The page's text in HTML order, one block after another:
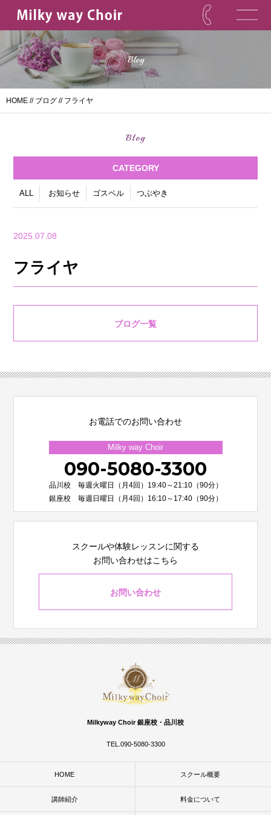
Blog
HOME // ブログ // フライヤ
Blog
CATEGORY
ALL お知らせ ゴスペル つぶやき
2025.07.08
フライヤ
ブログ一覧
お電話でのお問い合わせ
Milky way Choir
090-5080-3300
品川校 毎週火曜日（月4回）19:40～21:10（90分）
銀座校 毎週日曜日（月4回）16:10～17:40（90分）
スクールや体験レッスンに関する
お問い合わせはこちら
お問い合わせ
Milkyway Choir 銀座校・品川校
TEL.090-5080-3300
HOME スクール概要
講師紹介 料金について